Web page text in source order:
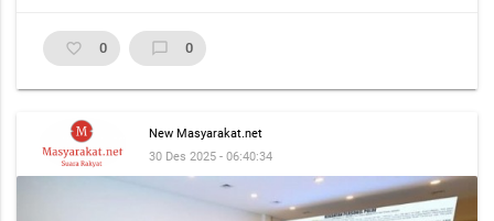
favorite_border 0 chat_bubble_outline 0
New Masyarakat.net
30 Des 2025 - 06:40:34